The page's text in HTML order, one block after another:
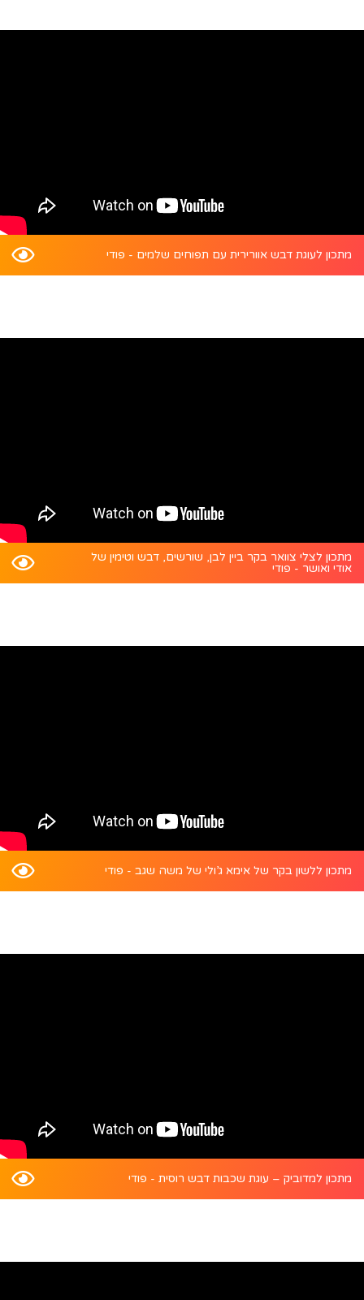
מתכון לעוגת דבש אוורירית עם תפוחים שלמים - פודי
מתכון לצלי צוואר בקר ביין לבן, שורשים, דבש וטימין של
אודי ואושר - פודי
מתכון ללשון בקר של אימא ג’ולי של משה שגב - פודי
מתכון למדוביק – עוגת שכבות דבש רוסית - פודי